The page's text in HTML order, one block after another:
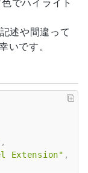
でハイライト
述や間違って
いです。
,
Extension" ,